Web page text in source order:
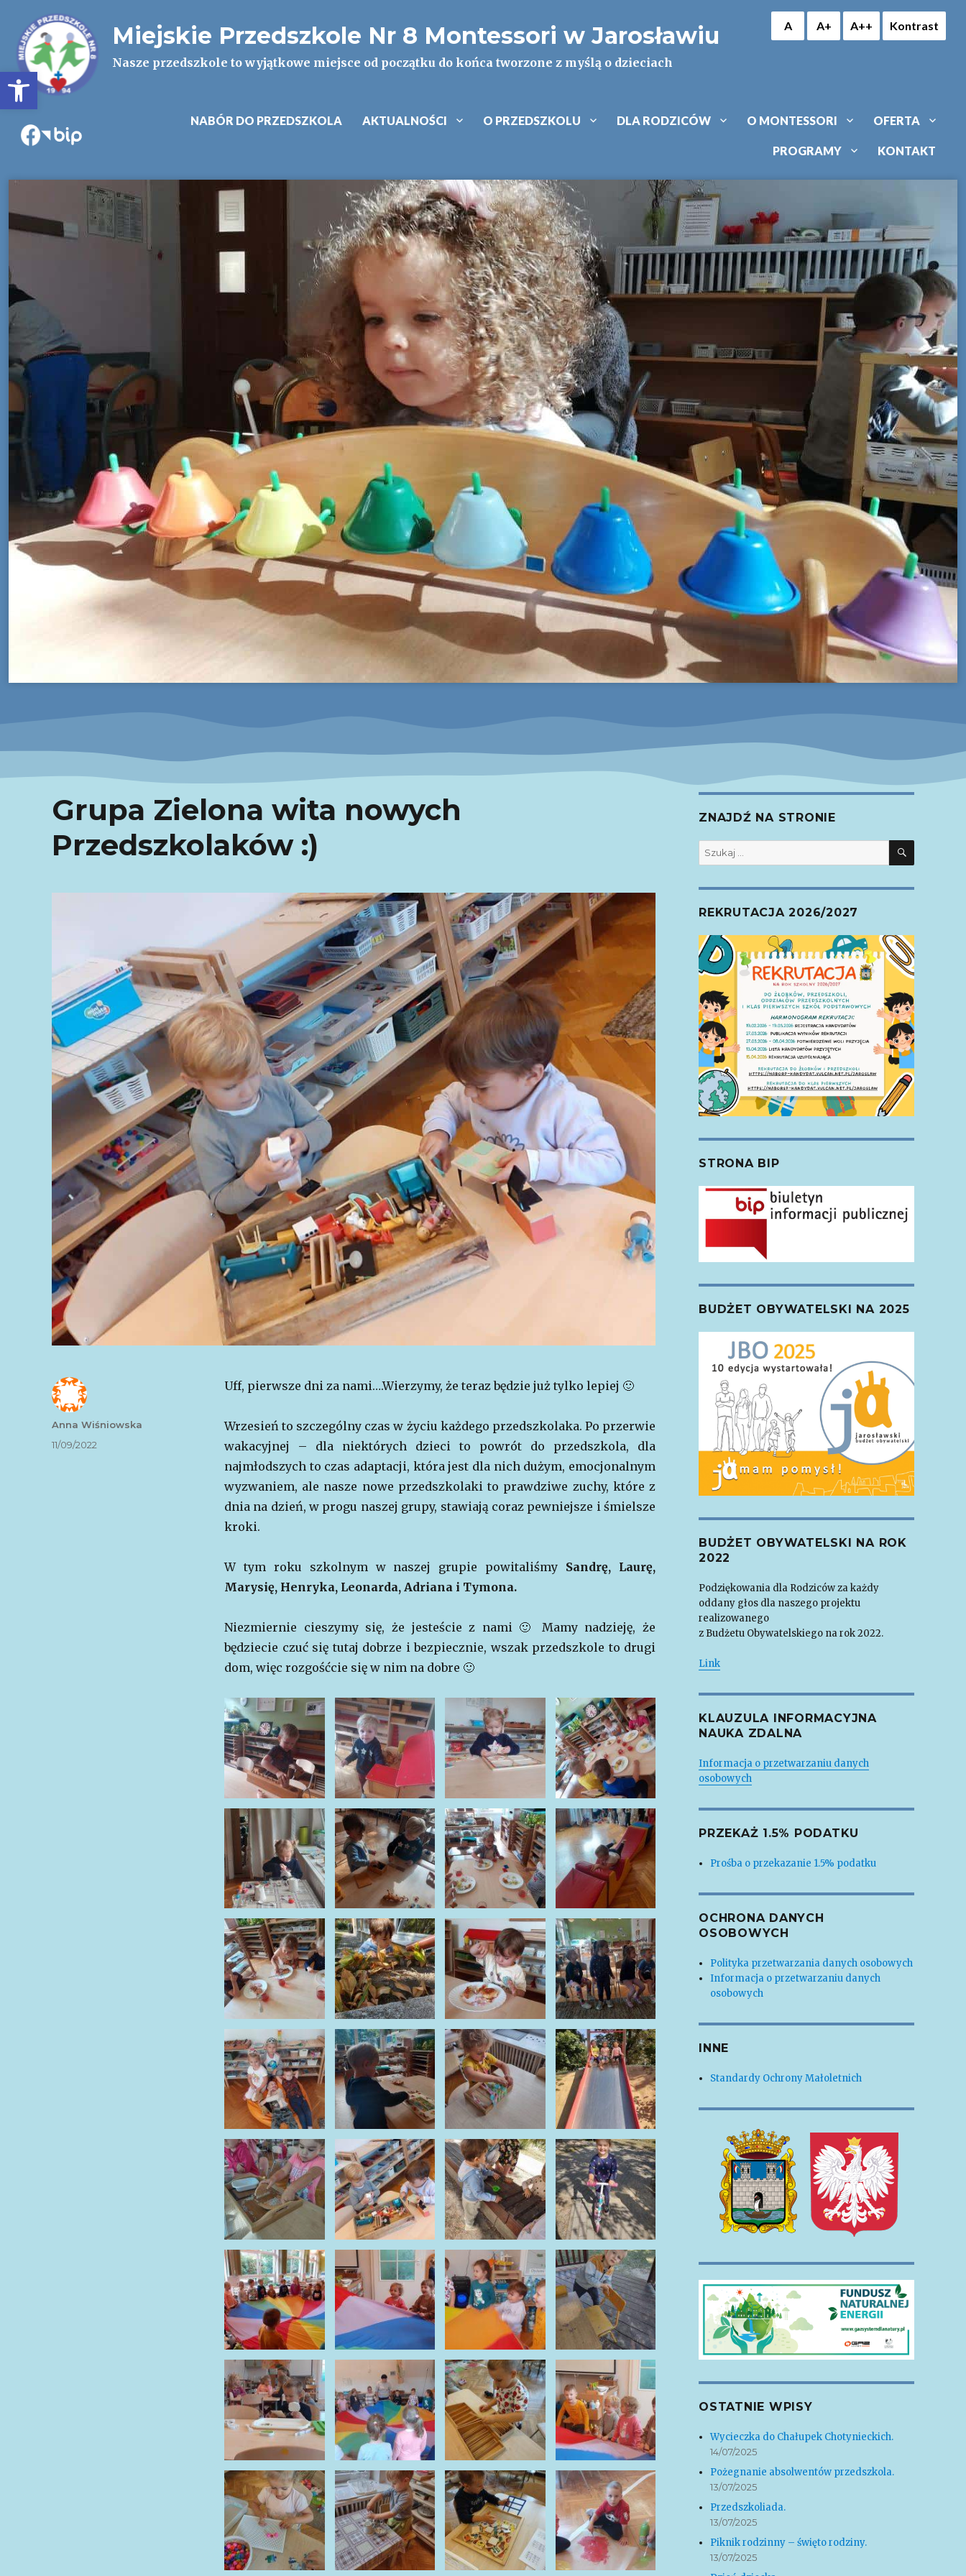
Miejskie Przedszkole Nr 8 Montessori w Jarosławiu
Nasze przedszkole to wyjątkowe miejsce od początku do końca tworzone z myślą o dzieciach
A A+ A++ Kontrast
NABÓR DO PRZEDSZKOLA AKTUALNOŚCI O PRZEDSZKOLU DLA RODZICÓW O MONTESSORI OFERTA
PROGRAMY KONTAKT
Grupa Zielona wita nowych
Przedszkolaków :)
Uff, pierwsze dni za nami….Wierzymy, że teraz będzie już tylko lepiej 🙂
Wrzesień to szczególny czas w życiu każdego przedszkolaka. Po przerwie
wakacyjnej – dla niektórych dzieci to powrót do przedszkola, dla
najmłodszych to czas adaptacji, która jest dla nich dużym, emocjonalnym
wyzwaniem, ale nasze nowe przedszkolaki to prawdziwe zuchy, które z
dnia na dzień, w progu naszej grupy, stawiają coraz pewniejsze i śmielsze
kroki.
W tym roku szkolnym w naszej grupie powitaliśmy Sandrę, Laurę,
Marysię, Henryka, Leonarda, Adriana i Tymona.
Niezmiernie cieszymy się, że jesteście z nami 🙂 Mamy nadzieję, że
będziecie czuć się tutaj dobrze i bezpiecznie, wszak przedszkole to drugi
dom, więc rozgośćcie się w nim na dobre 🙂
Autor
Anna Wiśniowska
Data
11/09/2022
ZNAJDŹ NA STRONIE
Szukaj: SZUKAJ
REKRUTACJA 2026/2027
STRONA BIP
BUDŻET OBYWATELSKI NA 2025
BUDŻET OBYWATELSKI NA ROK
2022
Podziękowania dla Rodziców za każdy
oddany głos dla naszego projektu
realizowanego
z Budżetu Obywatelskiego na rok 2022.
Link
KLAUZULA INFORMACYJNA
NAUKA ZDALNA
Informacja o przetwarzaniu danych
osobowych
PRZEKAŻ 1.5% PODATKU
Prośba o przekazanie 1.5% podatku
OCHRONA DANYCH
OSOBOWYCH
Polityka przetwarzania danych osobowych
Informacja o przetwarzaniu danych
osobowych
INNE
Standardy Ochrony Małoletnich
OSTATNIE WPISY
Wycieczka do Chałupek Chotynieckich.
14/07/2025
Pożegnanie absolwentów przedszkola.
13/07/2025
Przedszkoliada.
13/07/2025
Piknik rodzinny – święto rodziny.
13/07/2025
Otwórz pasek narzędzi